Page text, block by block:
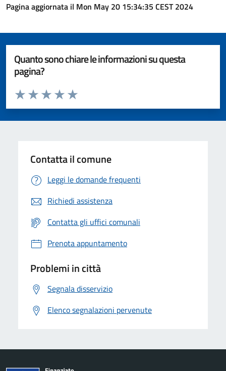
Pagina aggiornata il Mon May 20 15:34:35 CEST 2024
Quanto sono chiare le informazioni su questa
pagina?
Valuta da 1 a 5 stelle la pagina
Valuta 5 stelle su 5
Valuta 4 stelle su 5
Valuta 3 stelle su 5
Valuta 2 stelle su 5
Valuta 1 stelle su 5
Contatta il comune
Leggi le domande frequenti
Richiedi assistenza
Contatta gli uffici comunali
Prenota appuntamento
Problemi in città
Segnala disservizio
Elenco segnalazioni pervenute